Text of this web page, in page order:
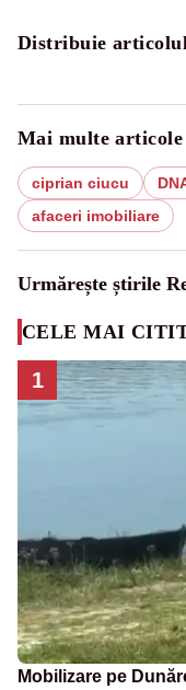
Distribuie articolul
Mai multe articole
ciprian ciucu
afaceri imobiliare
Urmărește știrile
CELE MAI
1
Mobilizare pe